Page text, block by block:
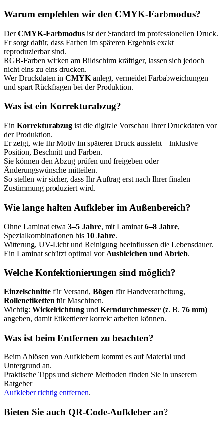
Warum empfehlen wir den CMYK-Farbmodus?
DerCMYK-Farbmodus ist der Standard im professionellen Druck.
Er sorgt dafür, dass Farben im späteren Ergebnis exakt
reproduzierbar sind.
RGB-Farben wirken am Bildschirm kräftiger, lassen sich jedoch
nicht eins zu eins drucken.
Wer Druckdaten in CMYK anlegt, vermeidet Farbabweichungen
und spart Rückfragen bei der Produktion.
Was ist ein Korrekturabzug?
Ein Korrekturabzug ist die digitale Vorschau Ihrer Druckdaten vor
der Produktion.
Er zeigt, wie Ihr Motiv im späteren Druck aussieht – inklusive
Position, Beschnitt und Farben.
Sie können den Abzug prüfen und freigeben oder
Änderungswünsche mitteilen.
So stellen wir sicher, dass Ihr Auftrag erst nach Ihrer finalen
Zustimmung produziert wird.
Wie lange halten Aufkleber im Außenbereich?
Ohne Laminat etwa 3–5 Jahre, mit Laminat 6–8 Jahre,
Spezialkombinationen bis 10 Jahre.
Witterung, UV-Licht und Reinigung beeinflussen die Lebensdauer.
Ein Laminat schützt optimal vor Ausbleichen und Abrieb.
Welche Konfektionierungen sind möglich?
Einzelschnitte für Versand, Bögen für Handverarbeitung,
Rollenetiketten für Maschinen.
Wichtig: Wickelrichtung und Kerndurchmesser (z. B. 76 mm)
angeben, damit Etikettierer korrekt arbeiten können.
Was ist beim Entfernen zu beachten?
Beim Ablösen von Aufklebern kommt es auf Material und
Untergrund an.
Praktische Tipps und sichere Methoden finden Sie in unserem
Ratgeber
Aufkleber richtig entfernen.
Bieten Sie auch QR-Code-Aufkleber an?